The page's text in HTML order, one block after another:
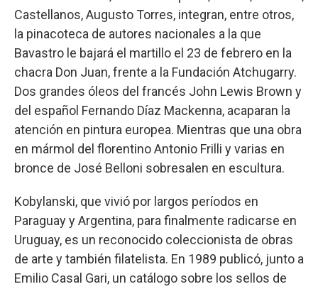
Castellanos, Augusto Torres, integran, entre otros,
la pinacoteca de autores nacionales a la que
Bavastro le bajará el martillo el 23 de febrero en la
chacra Don Juan, frente a la Fundación Atchugarry.
Dos grandes óleos del francés John Lewis Brown y
del español Fernando Díaz Mackenna, acaparan la
atención en pintura europea. Mientras que una obra
en mármol del florentino Antonio Frilli y varias en
bronce de José Belloni sobresalen en escultura.
Kobylanski, que vivió por largos períodos en
Paraguay y Argentina, para finalmente radicarse en
Uruguay, es un reconocido coleccionista de obras
de arte y también filatelista. En 1989 publicó, junto a
Emilio Casal Gari, un catálogo sobre los sellos de